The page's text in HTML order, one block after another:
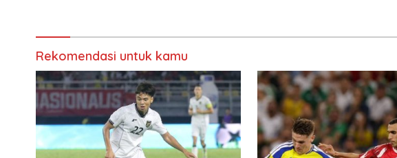
Rekomendasi untuk kamu